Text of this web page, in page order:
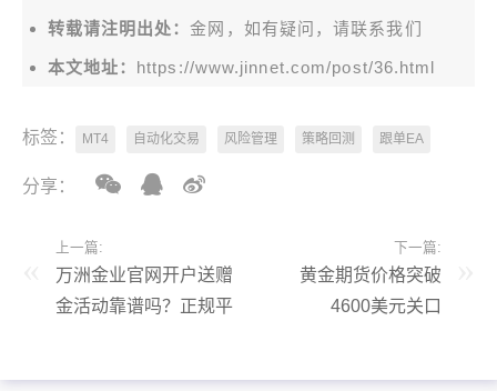
转载请注明出处：金网，如有疑问，请联系我们
本文地址： https://www.jinnet.com/post/36.html
标签： MT4 自动化交易 风险管理 策略回测 跟单EA
分享：
上一篇:
万洲金业官网开户送赠
金活动靠谱吗？正规平
下一篇:
黄金期货价格突破
4600美元关口